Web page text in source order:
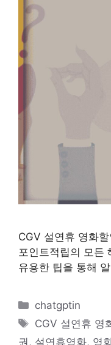
CGV 설연휴 영화
포인트적립의 모든
유용한 팁을 통해
카
테
chatgptin
태
그
CGV 설연휴 영
권 , 설연휴영화, 영